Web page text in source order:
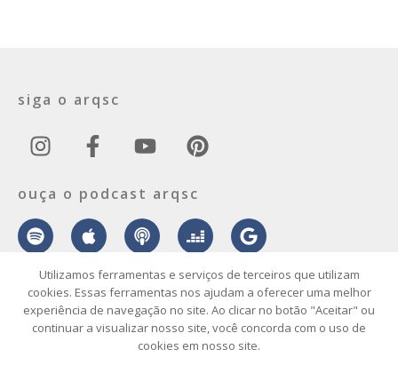
siga o arqsc
ouça o podcast arqsc
sobre contato envie seu projeto publicidade vídeo podcast
Utilizamos ferramentas e serviços de terceiros que utilizam
cookies. Essas ferramentas nos ajudam a oferecer uma melhor
experiência de navegação no site. Ao clicar no botão "Aceitar" ou
continuar a visualizar nosso site, você concorda com o uso de
cookies em nosso site.